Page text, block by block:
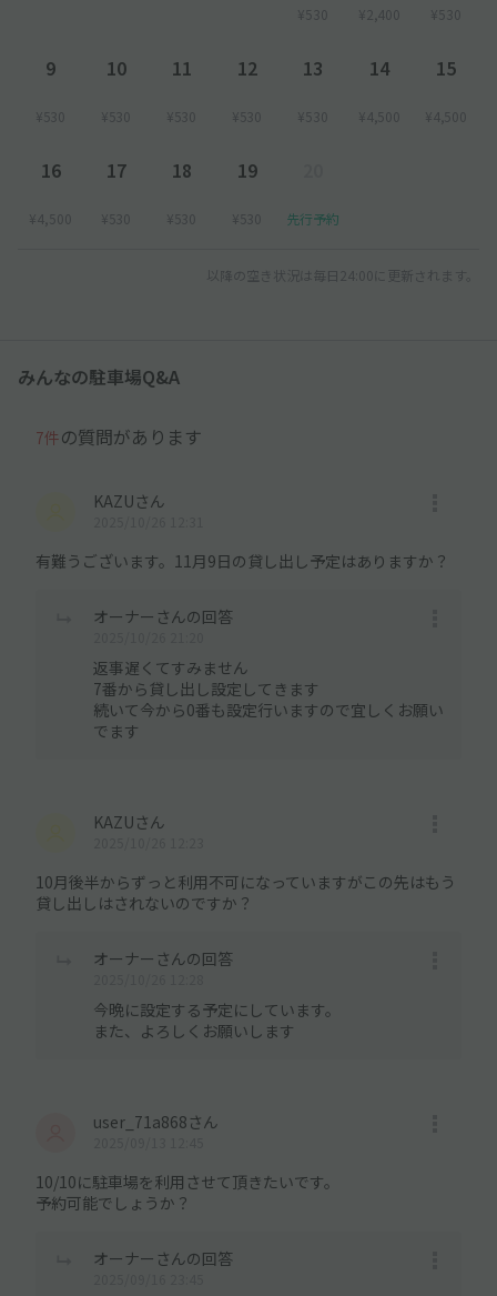
¥530 ¥2,400 ¥530
9
¥530
10
¥530
11
¥530
12
¥530
13
¥530
14
¥4,500
15
¥4,500
16
¥4,500
17
¥530
18
¥530
19
¥530 先行予約
以降の空き状況は毎日24:00に更新されます。
みんなの駐車場Q&A
7件の質問があります
KAZUさん
有難うございます。11月9日の貸し出し予定はありますか？
オーナーさんの回答
返事遅くてすみません
7番から貸し出し設定してきます
続いて今から0番も設定行いますので宜しくお願い
でます
KAZUさん
10月後半からずっと利用不可になっていますがこの先はもう
貸し出しはされないのですか？
オーナーさんの回答
今晩に設定する予定にしています。
また、よろしくお願いします
user_71a868さん
10/10に駐車場を利用させて頂きたいです。
予約可能でしょうか？
オーナーさんの回答